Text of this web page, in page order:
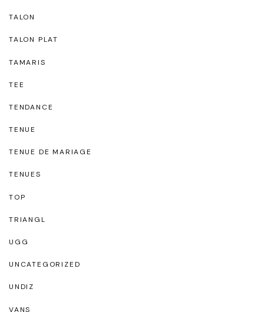
TALON
TALON PLAT
TAMARIS
TEE
TENDANCE
TENUE
TENUE DE MARIAGE
TENUES
TOP
TRIANGL
UGG
UNCATEGORIZED
UNDIZ
VANS